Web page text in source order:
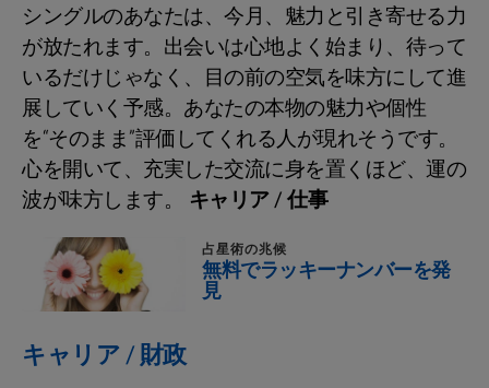
シングルのあなたは、今月、魅力と引き寄せる力
が放たれます。出会いは心地よく始まり、待って
いるだけじゃなく、目の前の空気を味方にして進
展していく予感。あなたの本物の魅力や個性
を“そのまま”評価してくれる人が現れそうです。
心を開いて、充実した交流に身を置くほど、運の
波が味方します。 キャリア / 仕事
占星術の兆候
無料でラッキーナンバーを発
見
キャリア / 財政